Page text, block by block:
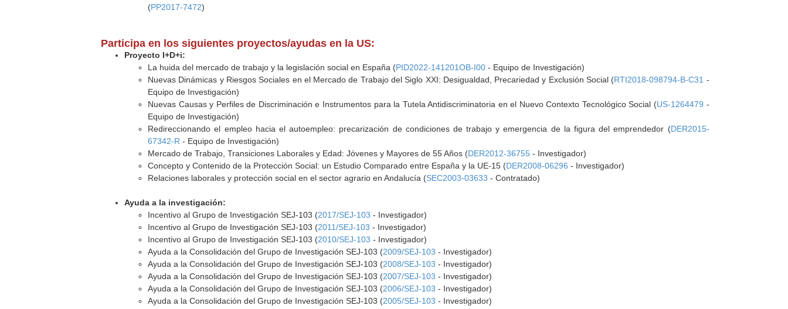
(PP2017-7472)
Participa en los siguientes proyectos/ayudas en la US:
Proyecto I+D+i:
La huida del mercado de trabajo y la legislación social en España (PID2022-141201OB-I00 - Equipo de Investigación)
Nuevas Dinámicas y Riesgos Sociales en el Mercado de Trabajo del Siglo XXI: Desigualdad, Precariedad y Exclusión Social (RTI2018-098794-B-C31 -
Equipo de Investigación)
Nuevas Causas y Perfiles de Discriminación e Instrumentos para la Tutela Antidiscriminatoria en el Nuevo Contexto Tecnológico Social (US-1264479 -
Equipo de Investigación)
Redireccionando el empleo hacia el autoempleo: precarización de condiciones de trabajo y emergencia de la figura del emprendedor (DER2015-
67342-R - Equipo de Investigación)
Mercado de Trabajo, Transiciones Laborales y Edad: Jóvenes y Mayores de 55 Años (DER2012-36755 - Investigador)
Concepto y Contenido de la Protección Social: un Estudio Comparado entre España y la UE-15 (DER2008-06296 - Investigador)
Relaciones laborales y protección social en el sector agrario en Andalucía (SEC2003-03633 - Contratado)
Ayuda a la investigación:
Incentivo al Grupo de Investigación SEJ-103 (2017/SEJ-103 - Investigador)
Incentivo al Grupo de Investigación SEJ-103 (2011/SEJ-103 - Investigador)
Incentivo al Grupo de Investigación SEJ-103 (2010/SEJ-103 - Investigador)
Ayuda a la Consolidación del Grupo de Investigación SEJ-103 (2009/SEJ-103 - Investigador)
Ayuda a la Consolidación del Grupo de Investigación SEJ-103 (2008/SEJ-103 - Investigador)
Ayuda a la Consolidación del Grupo de Investigación SEJ-103 (2007/SEJ-103 - Investigador)
Ayuda a la Consolidación del Grupo de Investigación SEJ-103 (2006/SEJ-103 - Investigador)
Ayuda a la Consolidación del Grupo de Investigación SEJ-103 (2005/SEJ-103 - Investigador)